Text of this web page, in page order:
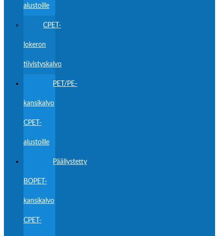
alustoille
CPET-
lokeron
tiivistyskalvo
PET/PE-
kansikalvo
CPET-
alustoille
Päällystetty
BOPET-
kansikalvo
CPET-